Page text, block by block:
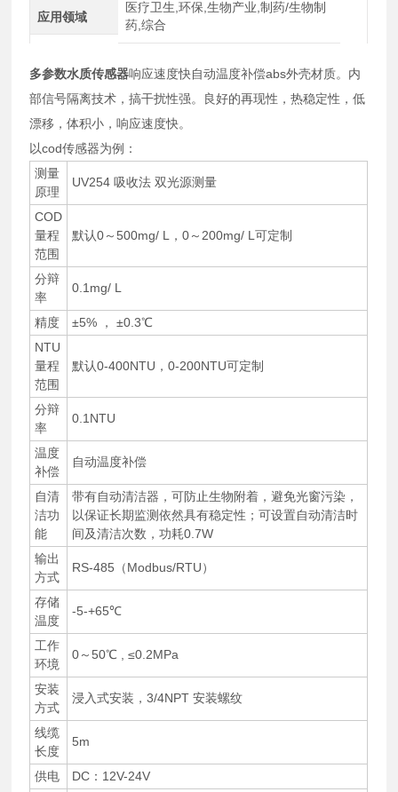
应用领域
医疗卫生,环保,生物产业,制药/生物制
药,综合
多参数水质传感器响应速度快自动温度补偿abs外壳材质。内
部信号隔离技术，搞干扰性强。良好的再现性，热稳定性，低
漂移，体积小，响应速度快。
以cod传感器为例：
测量
原理
UV254 吸收法 双光源测量
COD
量程
范围
默认0～500mg/ L，0～200mg/ L可定制
分辩
率
0.1mg/ L
精度
±5% ， ±0.3℃
NTU
量程
范围
默认0-400NTU，0-200NTU可定制
分辩
率
0.1NTU
温度
补偿
自动温度补偿
自清
洁功
能
带有自动清洁器，可防止生物附着，避免光窗污染，
以保证长期监测依然具有稳定性；可设置自动清洁时
间及清洁次数，功耗0.7W
输出
方式
RS-485（Modbus/RTU）
存储
温度
-5-+65℃
工作
环境
0～50℃ , ≤0.2MPa
安装
方式
浸入式安装，3/4NPT 安装螺纹
线缆
长度
5m
供电
DC：12V-24V